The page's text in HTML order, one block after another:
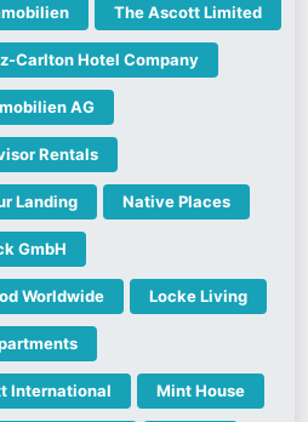
The Ascott Limited
Carlton Hotel Company
AG
Rentals
Landing Native Places
GmbH
Worldwide Locke Living
International Mint House